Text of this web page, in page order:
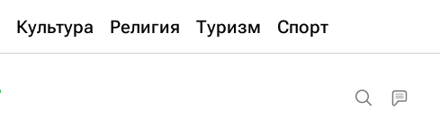
Культура Религия Туризм Спорт